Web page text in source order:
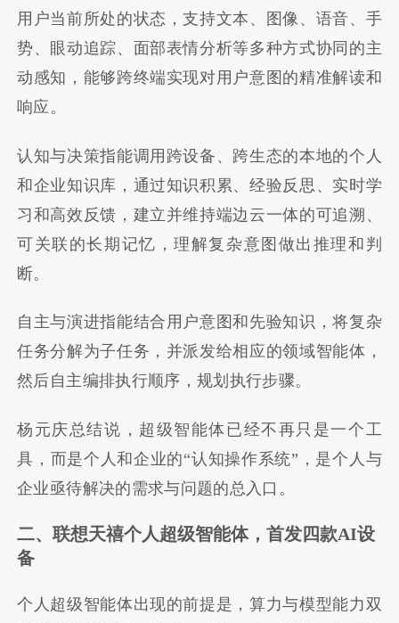
用户当前所处的状态，支持文本、图像、语音、手
势、眼动追踪、面部表情分析等多种方式协同的主
动感知，能够跨终端实现对用户意图的精准解读和
响应。
认知与决策指能调用跨设备、跨生态的本地的个人
和企业知识库，通过知识积累、经验反思、实时学
习和高效反馈，建立并维持端边云一体的可追溯、
可关联的长期记忆，理解复杂意图做出推理和判
断。
自主与演进指能结合用户意图和先验知识，将复杂
任务分解为子任务，并派发给相应的领域智能体，
然后自主编排执行顺序，规划执行步骤。
杨元庆总结说，超级智能体已经不再只是一个工
具，而是个人和企业的“认知操作系统” ，是个人与
企业亟待解决的需求与问题的总入口。
二、联想天禧个人超级智能体，首发四款AI设
备
个人超级智能体出现的前提是，算力与模型能力双